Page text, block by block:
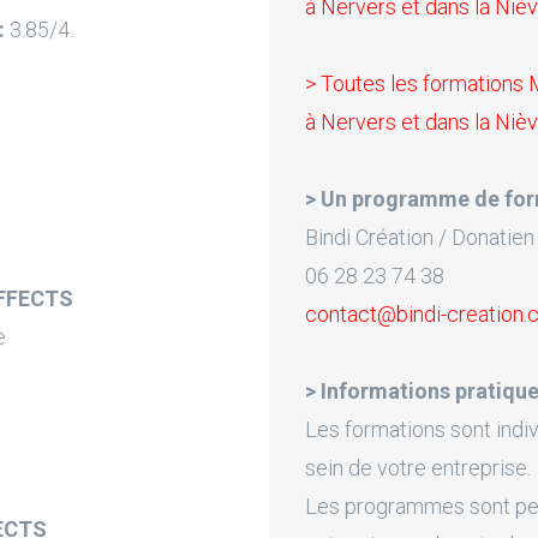
3.85/4.
à Nervers et dans la
> Toutes les formations
à Nervers et dans la
> Un programme de
Bindi Création /
06 28 23 74 38
contact@bindi-
> Informations
Les formations sont
sein de votre entreprise.
Les programmes sont